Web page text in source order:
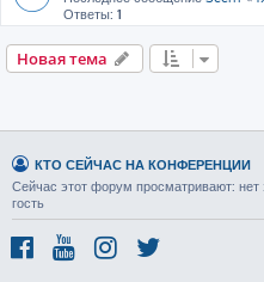
Ответы: 1
Новая тема
КТО СЕЙЧАС НА КОНФЕРЕНЦИИ
Сейчас этот форум просматривают: нет
гость